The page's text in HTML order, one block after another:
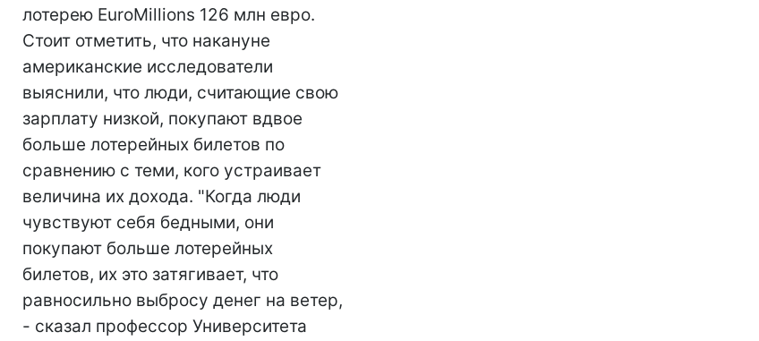
лотерею EuroMillions 126 млн евро.
Стоит отметить, что накануне
американские исследователи
выяснили, что люди, считающие свою
зарплату низкой, покупают вдвое
больше лотерейных билетов по
сравнению с теми, кого устраивает
величина их дохода. "Когда люди
чувствуют себя бедными, они
покупают больше лотерейных
билетов, их это затягивает, что
равносильно выбросу денег на ветер,
- сказал профессор Университета